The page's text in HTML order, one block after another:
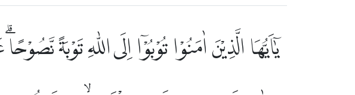
يٰٓاَيُّهَا الَّذِيْنَ اٰمَنُوْا تُوْبُوْٓا اِلَى اللّٰهِ